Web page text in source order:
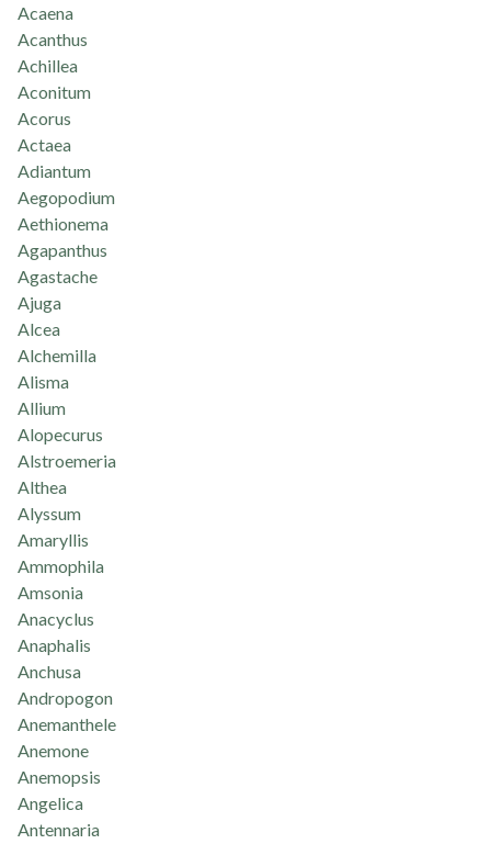
Acaena
Acanthus
Achillea
Aconitum
Acorus
Actaea
Adiantum
Aegopodium
Aethionema
Agapanthus
Agastache
Ajuga
Alcea
Alchemilla
Alisma
Allium
Alopecurus
Alstroemeria
Althea
Alyssum
Amaryllis
Ammophila
Amsonia
Anacyclus
Anaphalis
Anchusa
Andropogon
Anemanthele
Anemone
Anemopsis
Angelica
Antennaria